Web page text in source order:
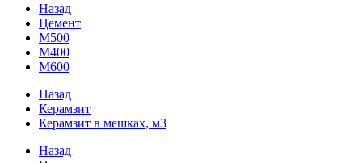
Назад
Цемент
М500
М400
М600
Назад
Керамзит
Керамзит в мешках, м3
Назад